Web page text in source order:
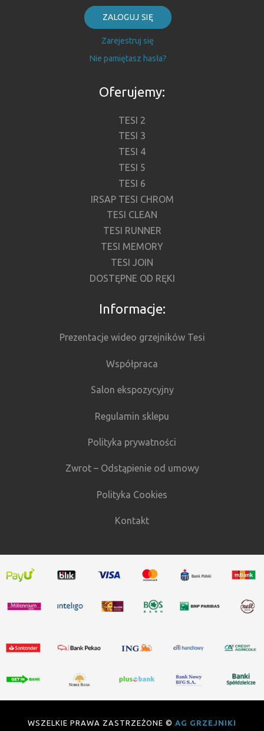
ZALOGUJ SIĘ
Zarejestruj się
Nie pamiętasz hasła?
Oferujemy:
TESI 2
TESI 3
TESI 4
TESI 5
TESI 6
IRSAP TESI CHROM
TESI CLEAN
TESI RUNNER
TESI MEMORY
TESI JOIN
DOSTĘPNE OD RĘKI
Informacje:
Prezentacje wideo grzejników Tesi
Współpraca
Salon ekspozycyjny
Regulamin sklepu
Polityka prywatności
Zwrot – Odstąpienie od umowy
Polityka Cookies
Kontakt
WSZELKIE PRAWA ZASTRZEŻONE © AG GRZEJNIKI